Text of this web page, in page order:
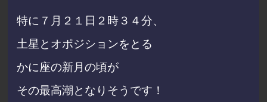
特に７月２１日２時３４分、
土星とオポジションをとる
かに座の新月の頃が
その最高潮となりそうです！